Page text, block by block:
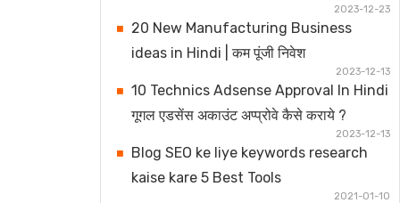
2023-12-23
20 New Manufacturing Business
ideas in Hindi | कम पूंजी निवेश
2023-12-13
10 Technics Adsense Approval In Hindi
गूगल एडसेंस अकाउंट अप्प्रोवे कैसे कराये ?
2023-12-13
Blog SEO ke liye keywords research
kaise kare 5 Best Tools
2021-01-10